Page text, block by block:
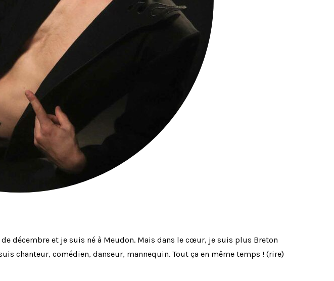
décembre et je suis né à Meudon. Mais dans le cœur, je suis plus Breton
chanteur, comédien, danseur, mannequin. Tout ça en même temps ! (rire)